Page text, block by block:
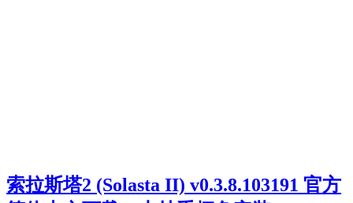
索拉斯塔2 (Solasta II) v0.3.8.103191 官方